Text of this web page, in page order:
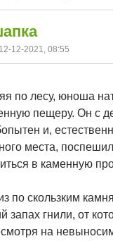
12-2021, 08:55
по лесу, юноша
пещеру. Он с
и,
места,
в каменную
по скользким
запах гнили, от
на